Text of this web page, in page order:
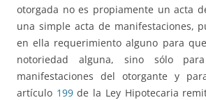
otorgada no es propiamente un acta
una simple acta de manifestaciones,
en ella requerimiento alguno para
notoriedad alguna, sino sólo
manifestaciones del otorgante y
artículo 199de la Ley Hipotecaria